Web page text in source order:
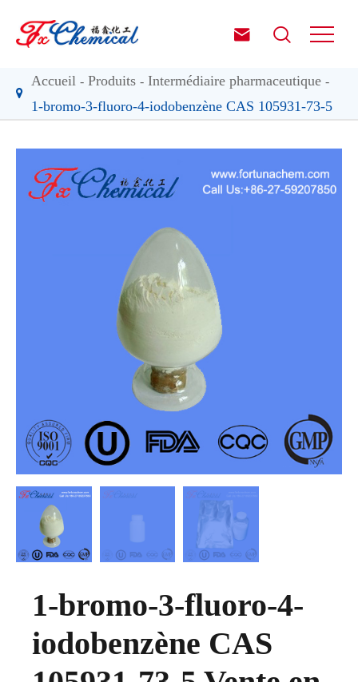
 
Accueil Produits
Intermédiaire pharmaceutique
1-bromo-3-fluoro-4-iodobenzène CAS 105931-73-5
1-bromo-3-fluoro-4-
iodobenzène CAS